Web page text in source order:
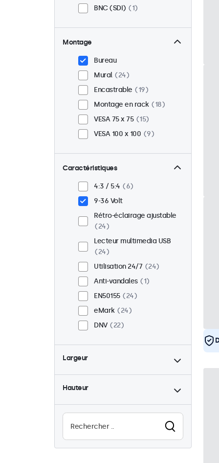
BNC (SDI)
1
Montage
Bureau
Mural
24
Encastrable
19
Montage en rack
18
VESA 75 x 75
15
VESA 100 x 100
9
Caractéristiques
4:3 / 5:4
6
9-36 Volt
Rétro-éclairage ajustable
24
Lecteur multimedia USB
24
Utilisation 24/7
24
Anti-vandales
1
EN50155
24
eMark
24
DNV
22
Largeur
Hauteur